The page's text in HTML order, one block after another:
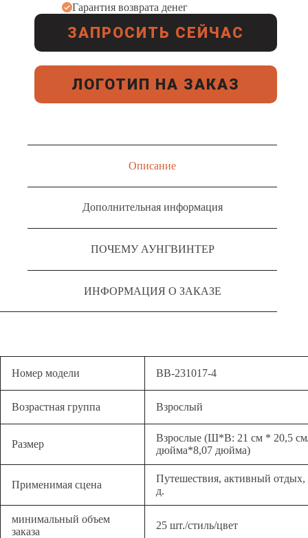
Гарантия возврата денег
ЗАПРОСИТЬ СЕЙЧАС
ЛОГОТИП НА ЗАКАЗ
Описание
Дополнительная информация
ПОЧЕМУ АУНГВИНТЕР
ИНФОРМАЦИЯ О ЗАКАЗЕ
Номер модели BB-231017-4
Возрастная группа Взрослый
Размер
Взрослые (Ш*В: 21 см * 20,5
дюйма*8,07 дюйма)
Применимая сцена
Путешествия, активный отдых,
д.
минимальный объем
заказа
25 шт./стиль/цвет